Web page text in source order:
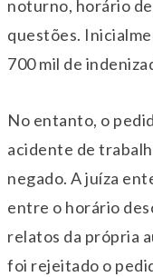
noturno, horário
questões.
700 mil de
No entanto, o
acidente de
negado. A juíza
entre o horário
relatos da própria
foi rejeitado o